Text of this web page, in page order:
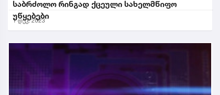
საბრძოლო რინგად ქცეული სახელმწიფო
უწყებები
1 დეკ. 2023